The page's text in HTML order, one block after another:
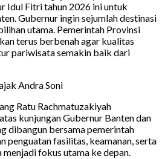
Idul Fitri tahun 2026 ini untuk
Gubernur ingin sejumlah destinasi
utama. Pemerintah Provinsi
terus berbenah agar kualitas
pariwisata semakin baik dari
Andra Soni
Ratu Rachmatuzakiyah
kunjungan Gubernur Banten dan
dibangun bersama pemerintah
penguatan fasilitas, keamanan, serta
fokus utama ke depan.